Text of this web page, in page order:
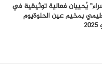
يُحييان فعالية توثيقية في
بمخيم عين الحلوةيوم